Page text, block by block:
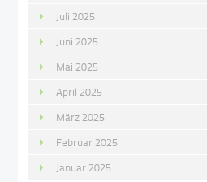
Juli 2025
Juni 2025
Mai 2025
April 2025
März 2025
Februar 2025
Januar 2025